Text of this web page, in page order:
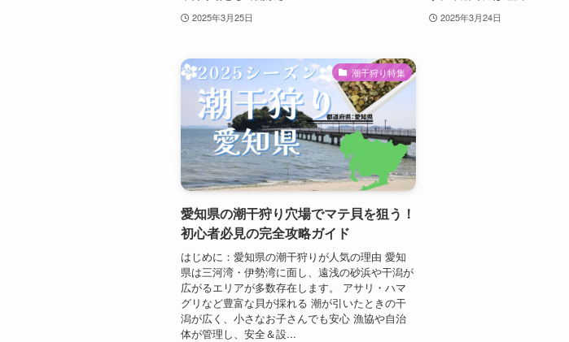
2025年3月25日 2025年3月24日
潮干狩り特集
愛知県の潮干狩り穴場でマテ貝を狙う！
初心者必見の完全攻略ガイド
はじめに：愛知県の潮干狩りが人気の理由 愛知
県は三河湾・伊勢湾に面し、遠浅の砂浜や干潟が
広がるエリアが多数存在します。 アサリ・ハマ
グリなど豊富な貝が採れる 潮が引いたときの干
潟が広く、小さなお子さんでも安心 漁協や自治
体が管理し、安全＆設...